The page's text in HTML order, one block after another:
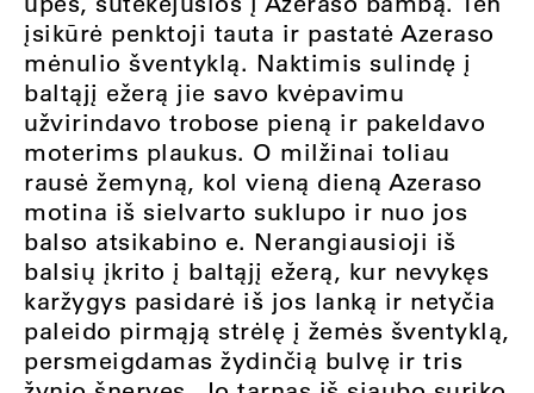
įsikūrė penktoji tauta ir pastatė Azeraso
mėnulio šventyklą. Naktimis sulindę į
baltąjį ežerą jie savo kvėpavimu
užvirindavo trobose pieną ir pakeldavo
moterims plaukus. O milžinai toliau
rausė žemyną, kol vieną dieną Azeraso
motina iš sielvarto suklupo ir nuo jos
balso atsikabino e. Nerangiausioji iš
balsių įkrito į baltąjį ežerą, kur nevykęs
karžygys pasidarė iš jos lanką ir netyčia
paleido pirmąją strėlę į žemės šventyklą,
persmeigdamas žydinčią bulvę ir tris